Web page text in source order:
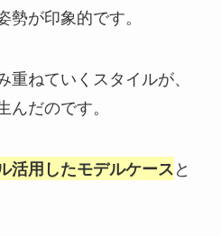
が印象的です。
ねていくスタイルが、
だのです。
活用したモデルケースと